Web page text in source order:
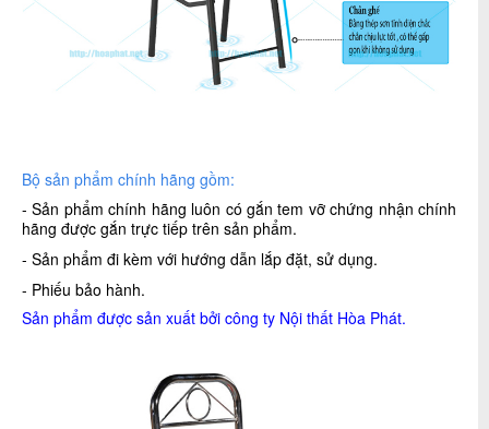
Bộ sản phẩm chính hãng gồm:
- Sản phẩm chính hãng luôn có gắn tem vỡ chứng nhận chính
hãng được gắn trực tiếp trên sản phẩm.
- Sản phẩm đi kèm với hướng dẫn lắp đặt, sử dụng.
- Phiếu bảo hành.
Sản phẩm được sản xuất bởi công ty Nội thất Hòa Phát.